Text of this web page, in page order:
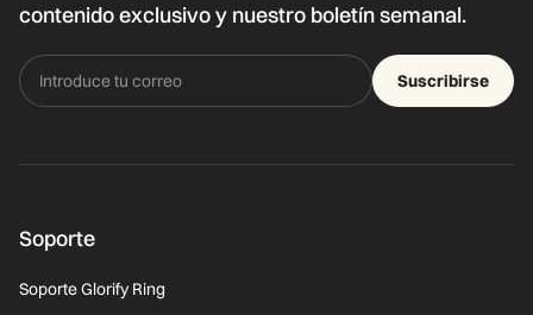
contenido exclusivo y nuestro boletín semanal.
Suscribirse
Soporte
Soporte Glorify Ring